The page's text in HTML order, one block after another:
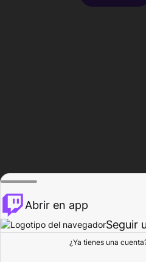
Explorar
Abrir en app
Seguir
¿Ya tienes una